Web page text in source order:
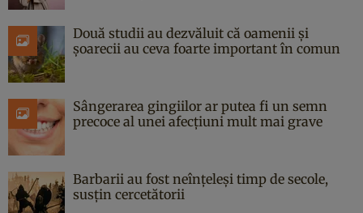
Două studii au dezvăluit că oamenii și
șoarecii au ceva foarte important în comun
Sângerarea gingiilor ar putea fi un semn
precoce al unei afecțiuni mult mai grave
Barbarii au fost neînțeleși timp de secole,
susțin cercetătorii